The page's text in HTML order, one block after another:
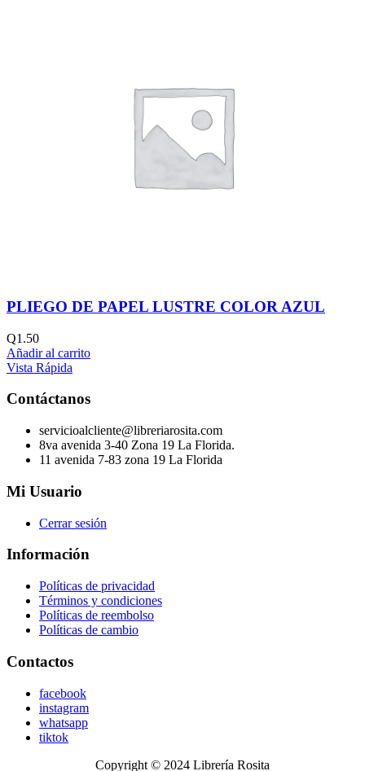
PLIEGO DE PAPEL LUSTRE COLOR AZUL
Q1.50
Añadir al carrito
Vista Rápida
Contáctanos
servicioalcliente@libreriarosita.com
8va avenida 3-40 Zona 19 La Florida.
11 avenida 7-83 zona 19 La Florida
Mi Usuario
Cerrar sesión
Información
Políticas de privacidad
Términos y condiciones
Políticas de reembolso
Políticas de cambio
Contactos
facebook
instagram
whatsapp
tiktok
Copyright © 2024 Librería Rosita